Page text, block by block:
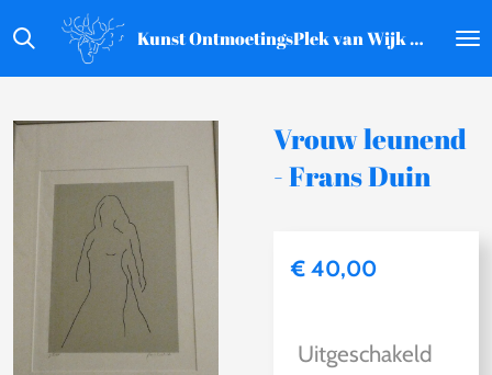
Ga
de
hoofdinhoud
Kunst OntmoetingsPlek van Wijk aan Zee
Vrouw leunend
- Frans Duin
€ 40,00
Uitgeschakeld